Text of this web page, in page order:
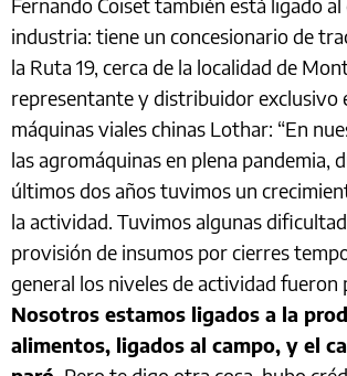
industria: tiene un concesionario de
la Ruta 19, cerca de la localidad de
representante y distribuidor exclusivo
máquinas viales chinas Lothar: “En
las agromáquinas en plena pandemia,
últimos dos años tuvimos un
la actividad. Tuvimos algunas
provisión de insumos por cierres
general los niveles de actividad fueron
Nosotros estamos ligados a la
alimentos, ligados al campo, y el